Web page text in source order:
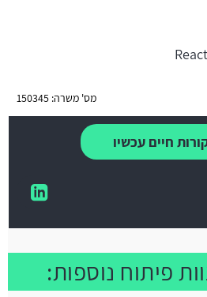
מס' משרה: 150345
חיים עכשיו
פיתוח נוספות: